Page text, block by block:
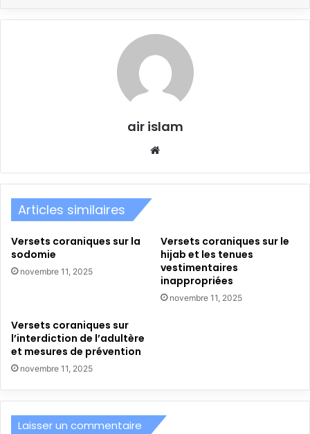
air islam
Articles similaires
Versets coraniques sur la
sodomie
novembre 11, 2025
Versets coraniques sur le
hijab et les tenues
vestimentaires
inappropriées
novembre 11, 2025
Versets coraniques sur
l’interdiction de l’adultère
et mesures de prévention
novembre 11, 2025
Laisser un commentaire